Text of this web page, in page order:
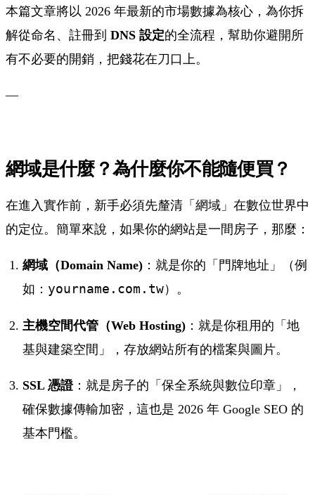
本篇文章將以 2026 年最新的市場數據為核心，為你拆
解從命名、註冊到 DNS 設定的全流程，幫助你避開所
有不必要的開銷，把錢花在刀口上。
—
網域是什麼？為什麼你不能隨便買？
在進入實作前，新手必須先釐清「網域」在數位世界中
的定位。簡單來說，如果你的網站是一間房子，那麼：
網域（Domain Name) ：就是你的「門牌地址」（例
如： yourname.com.tw）。
主機空間代管（Web Hosting) ：就是你租用的「地
基與建築空間」，存放網站所有的檔案與圖片。
SSL 憑證：就是房子的「保全系統與數位印章」，
確保數據傳輸加密，這也是 2026 年 Google SEO 的
基本門檻。